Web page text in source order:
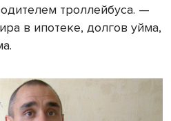
троллейбуса. —
в ипотеке, долгов уйма,